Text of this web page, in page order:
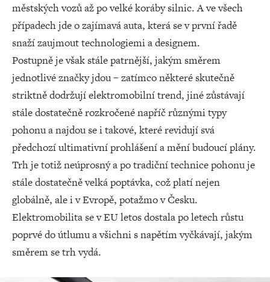
městských vozů až po velké koráby silnic. A ve všech
případech jde o zajímavá auta, která se v první řadě
snaží zaujmout technologiemi a designem.
Postupně je však stále patrnější, jakým směrem
jednotlivé značky jdou – zatímco některé skutečně
striktně dodržují elektromobilní trend, jiné zůstávají
stále dostatečně rozkročené napříč různými typy
pohonu a najdou se i takové, které revidují svá
předchozí ultimativní prohlášení a mění budoucí plány.
Trh je totiž neúprosný a po tradiční technice pohonu je
stále dostatečně velká poptávka, což platí nejen
globálně, ale i v Evropě, potažmo v Česku.
Elektromobilita se v EU letos dostala po letech růstu
poprvé do útlumu a všichni s napětím vyčkávají, jakým
směrem se trh vydá.